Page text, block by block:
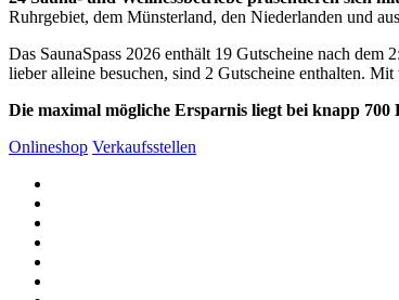
Ruhrgebiet, dem Münsterland, den Niederlanden und
Das SaunaSpass 2026 enthält 19 Gutscheine nach
lieber alleine besuchen, sind 2 Gutscheine enthalten.
Die maximal mögliche Ersparnis liegt bei knapp 700
Onlineshop Verkaufsstellen